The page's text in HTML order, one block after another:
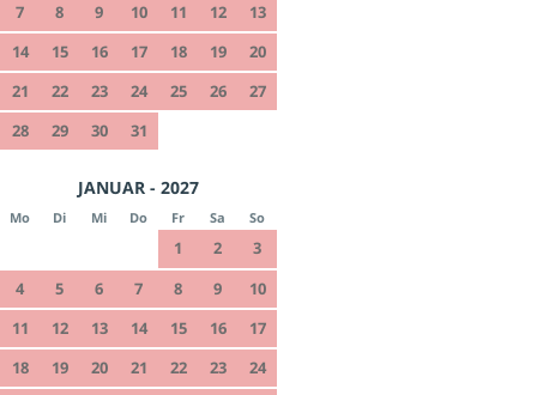
7
8 9 10 11 12
13
14
15 16 17 18 19
20
21
22 23 24 25 26
27
28
29 30 31
JANUAR - 2027
Mo Di Mi Do Fr Sa So
1 2
3
4
5 6 7 8 9
10
11
12 13 14 15 16
17
18
19 20 21 22 23
24